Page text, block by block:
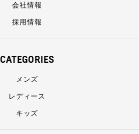
会社情報
採用情報
CATEGORIES
メンズ
レディース
キッズ